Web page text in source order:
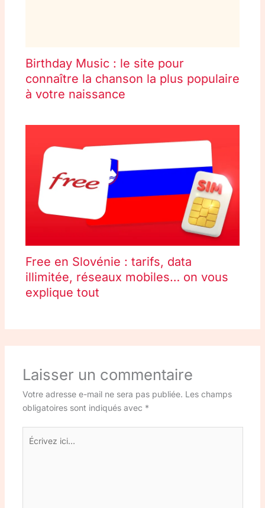
Birthday Music : le site pour
connaître la chanson la plus populaire
à votre naissance
Free en Slovénie : tarifs, data
illimitée, réseaux mobiles… on vous
explique tout
Laisser un commentaire
Votre adresse e-mail ne sera pas publiée. Les champs
obligatoires sont indiqués avec *
ici…